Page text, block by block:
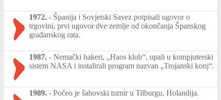
1972. - Španija i Sovjetski Savez potpisali ugovor o
trgovini, prvi ugovor dve zemlje od okončanja Španskog
građanskog rata.
1987. - Nemački hakeri, „Haos klub“, upali u kompjuterski
sistem NASA i instalirali program nazvan „Trojanski konj“.
1989. - Počeo je šahovski turnir u Tilburgu, Holandija.